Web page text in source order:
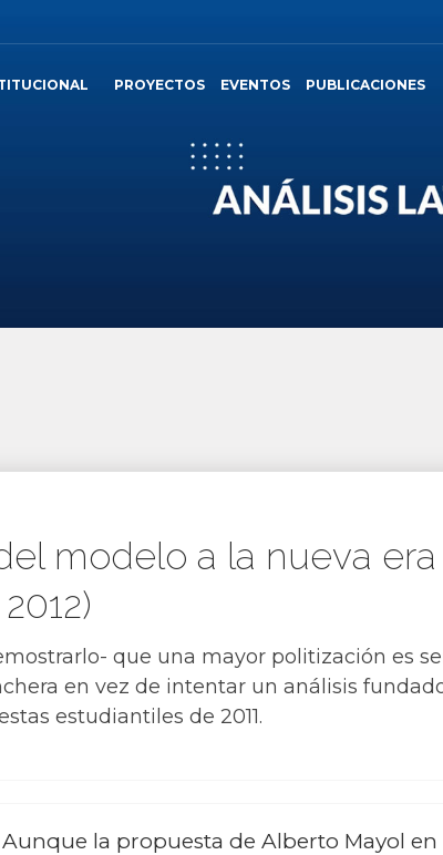
PROYECTOS EVENTOS PUBLICACIONES
modelo a la nueva
que una mayor politización es
en vez de intentar un análisis
estudiantiles de 2011.
la propuesta de Alberto Mayol en